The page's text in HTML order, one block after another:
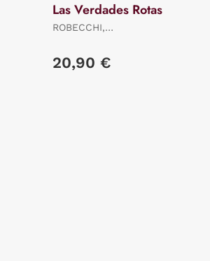
Las Verdades Rotas
ROBECCHI,
20,90 €